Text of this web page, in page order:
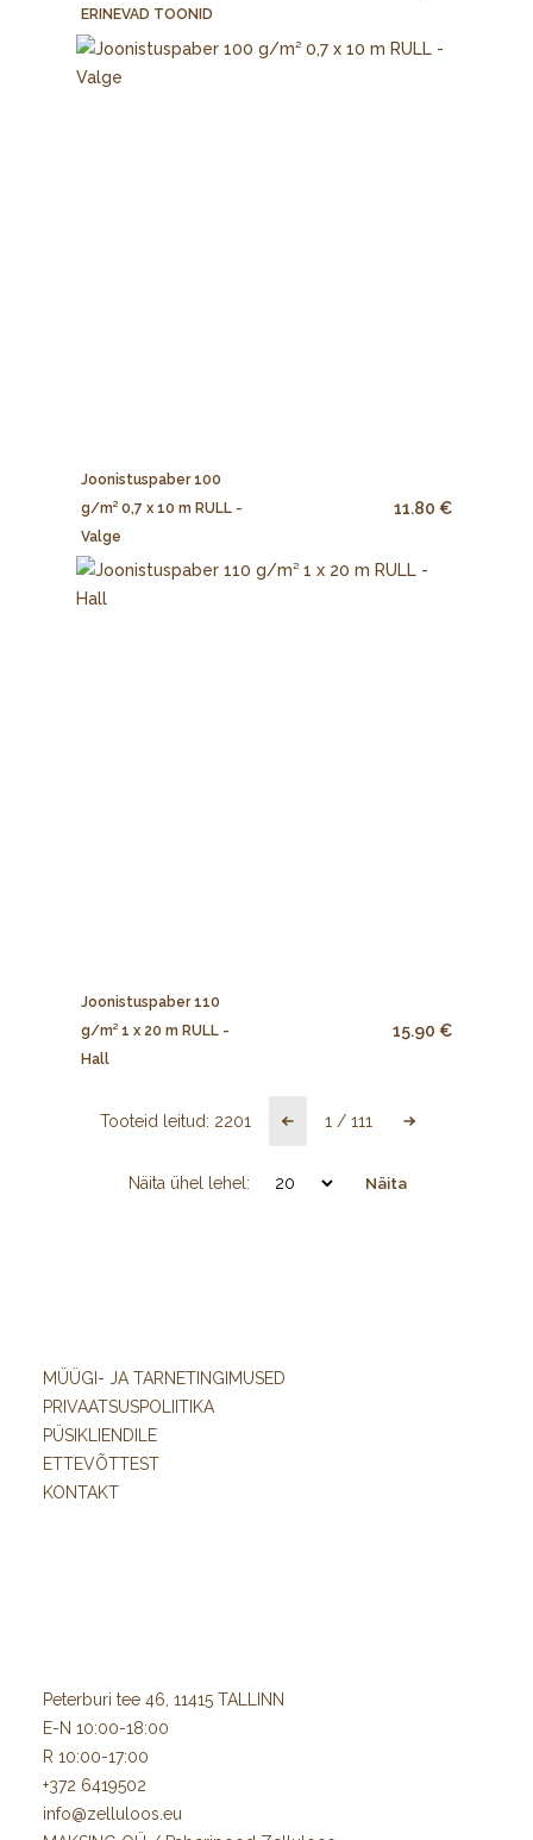
ERINEVAD TOONID
Joonistuspaber 100
g/m² 0,7 x 10 m RULL -
Valge
11.80 €
Joonistuspaber 110
g/m² 1 x 20 m RULL -
Hall
15.90 €
Tooteid leitud: 2201 1 / 111
Näita ühel lehel: Näita
MÜÜGI- JA TARNETINGIMUSED
PRIVAATSUSPOLIITIKA
PÜSIKLIENDILE
ETTEVÕTTEST
KONTAKT
Peterburi tee 46, 11415 TALLINN
E-N 10:00-18:00
R 10:00-17:00
+372 6419502
info@zelluloos.eu